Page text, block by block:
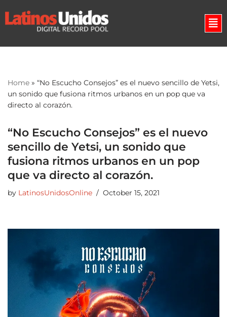
Skip
Home » “No Escucho Consejos” es el nuevo sencillo de Yetsi,
un sonido que fusiona ritmos urbanos en un pop que va
directo al corazón.
“No Escucho Consejos” es el nuevo
sencillo de Yetsi, un sonido que
fusiona ritmos urbanos en un pop
que va directo al corazón.
by LatinosUnidosOnline October 15, 2021